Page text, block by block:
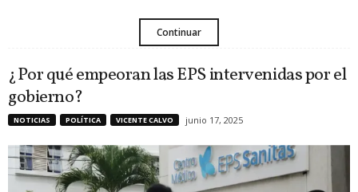
Continuar
¿Por qué empeoran las EPS intervenidas por el
gobierno?
NOTICIAS POLÍTICA VICENTE CALVO junio 17, 2025